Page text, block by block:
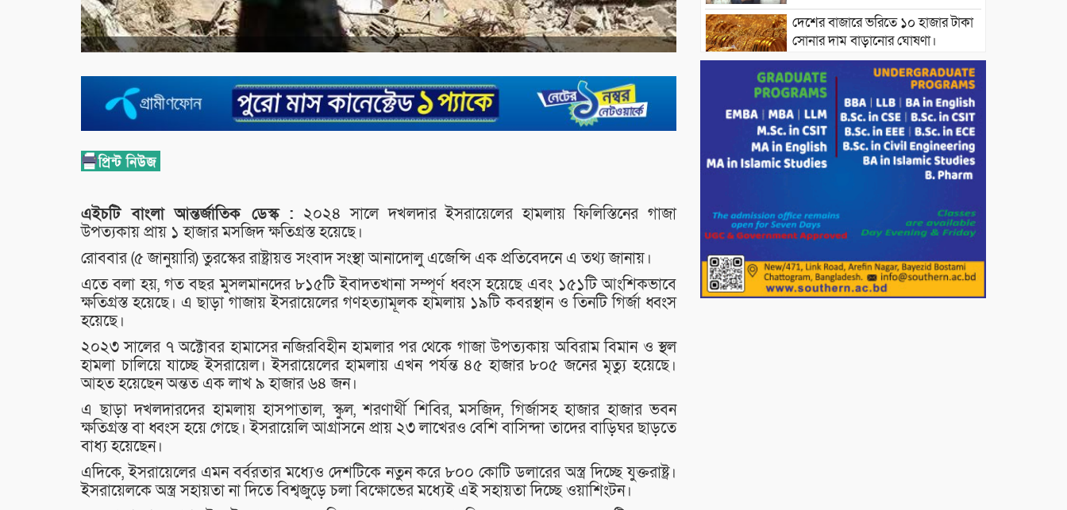
এইচটি বাংলা আন্তর্জাতিক ডেস্ক : ২০২৪ সালে দখলদার ইসরায়েলের হামলায় ফিলিস্তিনের গাজা
উপত্যকায় প্রায় ১ হাজার মসজিদ ক্ষতিগ্রস্ত হয়েছে।
রোববার (৫ জানুয়ারি) তুরস্কের রাষ্ট্রায়ত্ত সংবাদ সংস্থা আনাদোলু এজেন্সি এক প্রতিবেদনে এ তথ্য জানায়।
এতে বলা হয়, গত বছর মুসলমানদের ৮১৫টি ইবাদতখানা সম্পূর্ণ ধ্বংস হয়েছে এবং ১৫১টি আংশিকভাবে
ক্ষতিগ্রস্ত হয়েছে। এ ছাড়া গাজায় ইসরায়েলের গণহত্যামূলক হামলায় ১৯টি কবরস্থান ও তিনটি গির্জা ধ্বংস
হয়েছে।
২০২৩ সালের ৭ অক্টোবর হামাসের নজিরবিহীন হামলার পর থেকে গাজা উপত্যকায় অবিরাম বিমান ও স্থল
হামলা চালিয়ে যাচ্ছে ইসরায়েল। ইসরায়েলের হামলায় এখন পর্যন্ত ৪৫ হাজার ৮০৫ জনের মৃত্যু হয়েছে।
আহত হয়েছেন অন্তত এক লাখ ৯ হাজার ৬৪ জন।
এ ছাড়া দখলদারদের হামলায় হাসপাতাল, স্কুল, শরণার্থী শিবির, মসজিদ, গির্জাসহ হাজার হাজার ভবন
ক্ষতিগ্রস্ত বা ধ্বংস হয়ে গেছে। ইসরায়েলি আগ্রাসনে প্রায় ২৩ লাখেরও বেশি বাসিন্দা তাদের বাড়িঘর ছাড়তে
বাধ্য হয়েছেন।
এদিকে, ইসরায়েলের এমন বর্বরতার মধ্যেও দেশটিকে নতুন করে ৮০০ কোটি ডলারের অস্ত্র দিচ্ছে যুক্তরাষ্ট্র।
ইসরায়েলকে অস্ত্র সহায়তা না দিতে বিশ্বজুড়ে চলা বিক্ষোভের মধ্যেই এই সহায়তা দিচ্ছে ওয়াশিংটন।
দেশের বাজারে ভরিতে ১০ হাজার টাকা
সোনার দাম বাড়ানোর ঘোষণা।
ভারপ্রাপ্ত রাষ্ট্রপতি হাফিজ উদ্দিন
আহমদের সাথে এইচটি বাংলা অনলাইন
পোর্টাল ও আইপি টিভির সম্পাদক মোঃ
ইসমাইল হোসেনের সৌজন্য সাক্ষাৎ।
পাটগ্রামে জুলাই অভ্যুত্থান দিবস
উপলক্ষে ১১দলীয় গণ মিছিল ও গণ
পোরশায় গণঅভ্যুত্থান দিবসে শহিদ ও
জুলাই যোদ্ধাদের সংবর্ধনা।
১১ দলীয় ঐক্য পোরশা উপজেলা শাখার
আয়োজনে ৫ আগস্ট জুলাই অভ্যুত্থানের